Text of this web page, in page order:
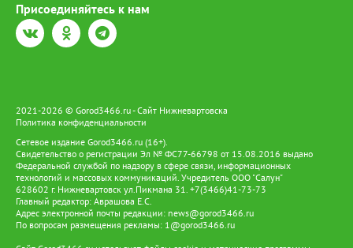
Присоединяйтесь к нам
2021-2026 © Gorod3466.ru - Сайт Нижневартовска
Политика конфиденциальности
Сетевое издание Gorod3466.ru (16+).
Свидетельство о регистрации Эл № ФС77-66798 от 15.08.2016 выдано
Федеральной службой по надзору в сфере связи, информационных
технологий и массовых коммуникаций. Учредитель ООО "Салун"
628602 г. Нижневартовск ул.Пикмана 31. +7(3466)41-73-73
Главный редактор: Аврашова Е.С.
Адрес электронной почты редакции: news@gorod3466.ru
По вопросам размещения рекламы: 1@gorod3466.ru